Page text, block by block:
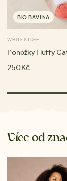
BIO BAVLNA
WHITE STUFF
Ponožky Fluffy
250 Kč
Více od